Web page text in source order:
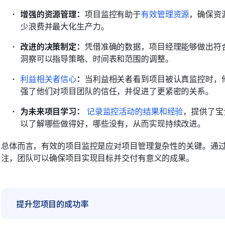
增强的资源管理： 项目监控有助于有效管理资源，确保资
少浪费并最大化生产力。
改进的决策制定： 凭借准确的数据，项目经理能够做出
洞察可以指导策略、时间表和范围的调整。
利益相关者信心： 当利益相关者看到项目被认真监控时
强了他们对项目团队的信任，并促进了更紧密的关系。
为未来项目学习： 记录监控活动的结果和经验，提供了
以了解哪些做得好，哪些没有，从而实现持续改进。
总体而言，有效的项目监控是应对项目管理复杂性的关键。通
注，团队可以确保项目实现目标并交付有意义的成果。
提升您项目的成功率